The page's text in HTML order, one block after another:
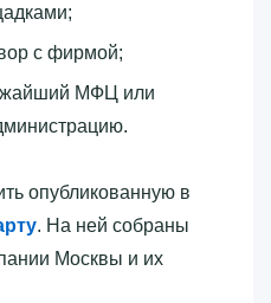
с фирмой;
МФЦ или
опубликованную в
. На ней собраны
Москвы и их